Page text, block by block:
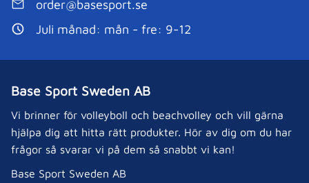
order@basesport.se
Juli månad: mån - fre: 9-12
Base Sport Sweden AB
Vi brinner för volleyboll och beachvolley och vill gärna
hjälpa dig att hitta rätt produkter. Hör av dig om du har
frågor så svarar vi på dem så snabbt vi kan!
Base Sport Sweden AB